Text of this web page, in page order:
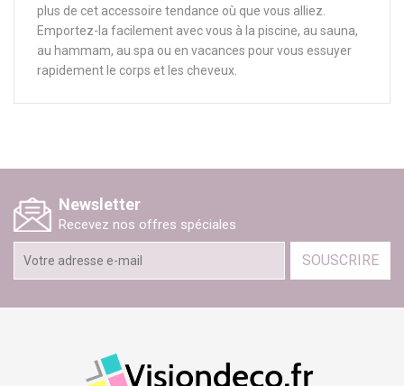
plus de cet accessoire tendance où que vous alliez.
Emportez-la facilement avec vous à la piscine, au sauna,
au hammam, au spa ou en vacances pour vous essuyer
rapidement le corps et les cheveux.
Newsletter
Recevez nos offres spéciales
SOUSCRIRE